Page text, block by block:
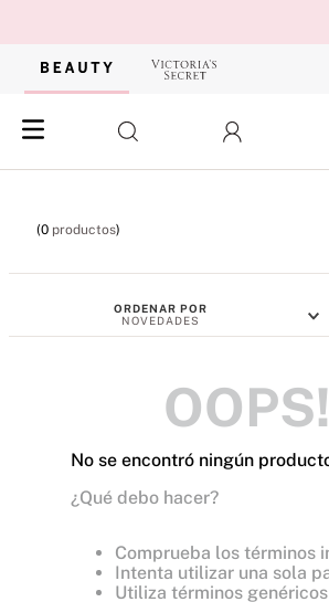
0 productos
ORDENAR POR
NOVEDADES
OOPS!
No se encontró ningún
¿Qué debo hacer?
Comprueba los términos
Intenta utilizar una sola
Utiliza términos